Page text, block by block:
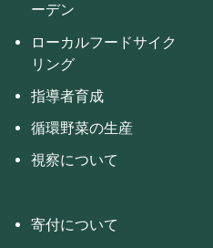
ーデン
ローカルフードサイク
リング
指導者育成
循環野菜の生産
視察について
寄付について